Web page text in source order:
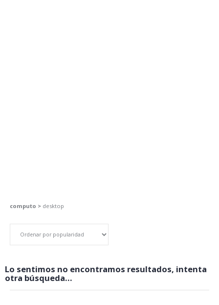
computo > desktop
Lo sentimos no encontramos resultados, intenta
otra búsqueda...